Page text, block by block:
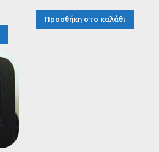
price
was:
τρέχουσα
τιμή
Προσθήκη στο καλάθι